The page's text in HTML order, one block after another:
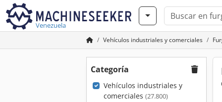
Venezuela
Vehículos industriales y comerciales
Categoría
Vehículos industriales y
comerciales (27.800)